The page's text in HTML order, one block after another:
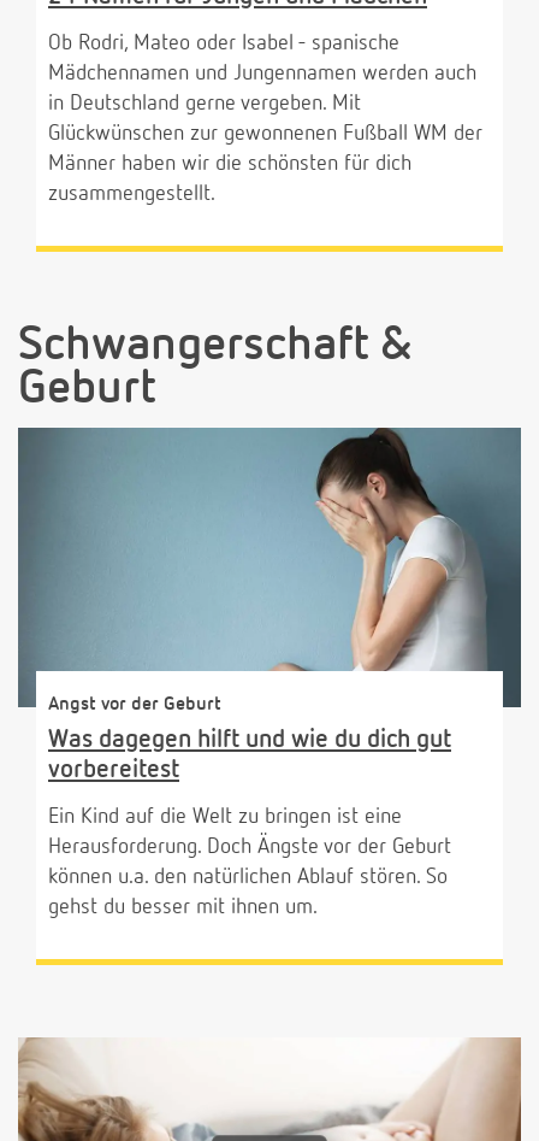
Ob Rodri, Mateo oder Isabel - spanische
Mädchennamen und Jungennamen werden auch
in Deutschland gerne vergeben. Mit
Glückwünschen zur gewonnenen Fußball WM der
Männer haben wir die schönsten für dich
zusammengestellt.
Schwangerschaft &
Geburt
Angst vor der Geburt
Was dagegen hilft und wie du dich gut
vorbereitest
Ein Kind auf die Welt zu bringen ist eine
Herausforderung. Doch Ängste vor der Geburt
können u.a. den natürlichen Ablauf stören. So
gehst du besser mit ihnen um.